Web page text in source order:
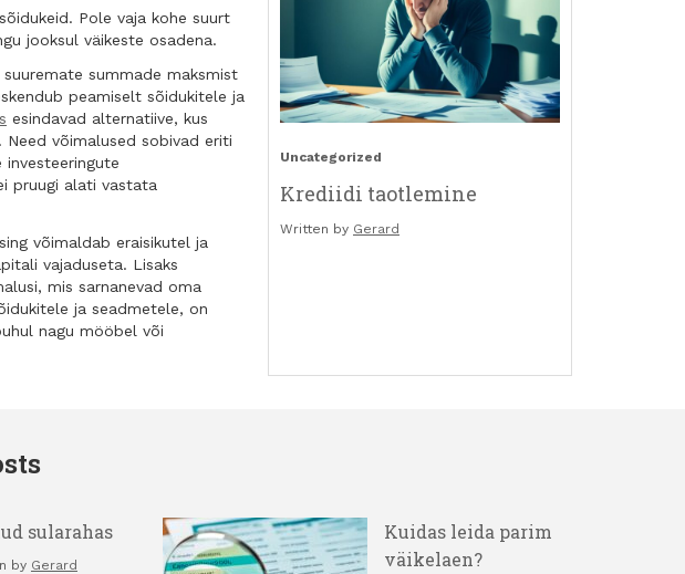
Pole vaja kohe suurt
jooksul väikeste osadena.
summade maksmist
peamiselt sõidukitele ja
esindavad alternatiive, kus
võimalused sobivad eriti
pruugi alati vastata
võimaldab eraisikutel ja
vajaduseta. Lisaks
mis sarnanevad oma
ja seadmetele, on
nagu mööbel või
Uncategorized
Krediidi taotlemine
Written by Gerard
sularahas
by Gerard
Kuidas leida parim
väikelaen?